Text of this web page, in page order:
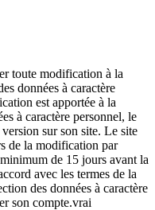
toute modification à la
données à caractère
est apportée à la
à caractère personnel, le
sur son site. Le site
de la modification par
de 15 jours avant la
avec les termes de la
des données à caractère
son compte.vrai